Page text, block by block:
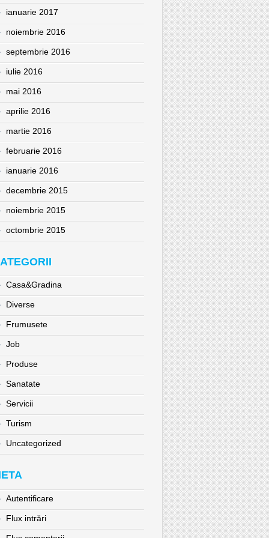
ianuarie 2017
noiembrie 2016
septembrie 2016
iulie 2016
mai 2016
aprilie 2016
martie 2016
februarie 2016
ianuarie 2016
decembrie 2015
noiembrie 2015
octombrie 2015
Casa&Gradina
Diverse
Frumusete
Job
Produse
Sanatate
Servicii
Turism
Uncategorized
Autentificare
Flux intrări